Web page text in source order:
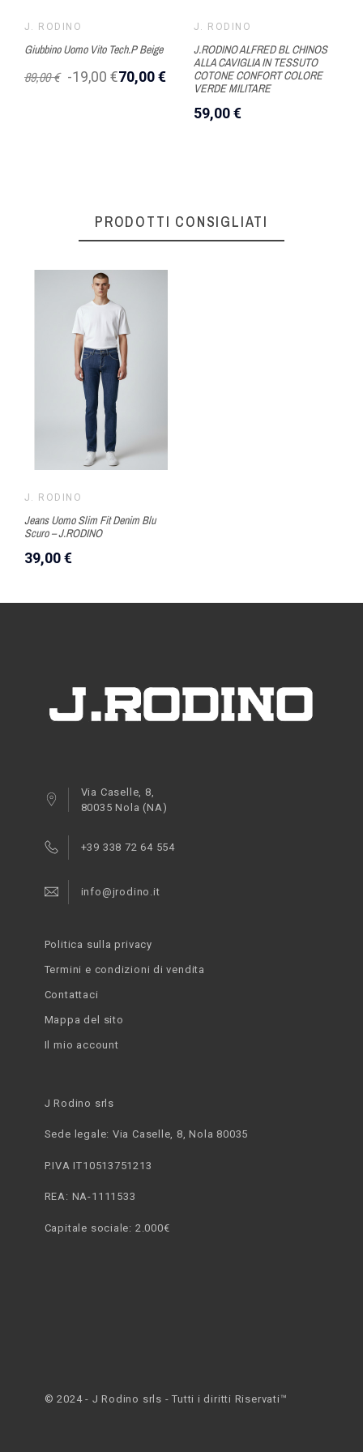
J. RODINO
Giubbino Uomo Vito Tech.P Beige
89,00 € -19,00 €70,00 €
J. RODINO
J.RODINO ALFRED BL CHINOS
ALLA CAVIGLIA IN TESSUTO
COTONE CONFORT COLORE
VERDE MILITARE
59,00 €
PRODOTTI CONSIGLIATI
J. RODINO
Jeans Uomo Slim Fit Denim Blu
Scuro – J.RODINO
39,00 €
Via Caselle, 8,
80035 Nola (NA)
+39 338 72 64 554
info@jrodino.it
Politica sulla privacy
Termini e condizioni di vendita
Contattaci
Mappa del sito
Il mio account
J Rodino srls
Sede legale: Via Caselle, 8, Nola 80035
P.IVA IT10513751213
REA: NA-1111533
Capitale sociale: 2.000€
© 2024 - J Rodino srls - Tutti i diritti Riservati™